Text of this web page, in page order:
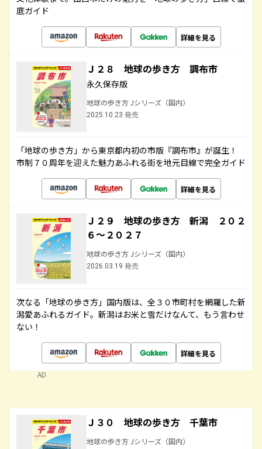
底ガイド
詳細を見る
Ｊ２８ 地球の歩き方 調布市
永久保存版
地球の歩き方 Jシリーズ（国内）
2025.10.23 発売
「地球の歩き方」から東京都内初の市版『調布市』が誕生！
市制７０周年を迎えた魅力あふれる街を地元目線で完全ガイド
詳細を見る
Ｊ２９ 地球の歩き方 新潟 ２０２
６～２０２７
地球の歩き方 Jシリーズ（国内）
2026.03.19 発売
次なる「地球の歩き方」国内版は、全３０市町村を網羅した新
潟愛あふれるガイド。新潟はお米と雪だけなんて、もう言わせ
ない！
詳細を見る
AD
Ｊ３０ 地球の歩き方 千葉市
地球の歩き方 Jシリーズ（国内）